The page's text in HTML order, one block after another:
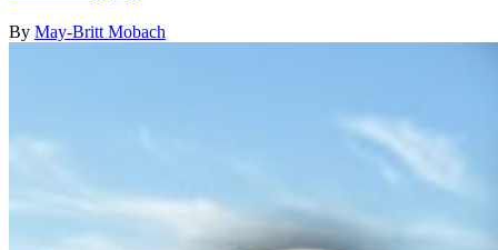
By May-Britt Mobach